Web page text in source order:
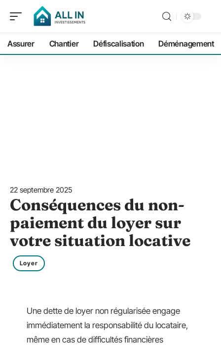
Assurer Chantier Défiscalisation Déménagement
22 septembre 2025
Conséquences du non-
paiement du loyer sur
votre situation locative
Loyer
Une dette de loyer non régularisée engage
immédiatement la responsabilité du locataire,
même en cas de difficultés financières